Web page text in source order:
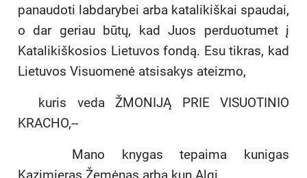
panaudoti labdarybei arba katalikiškai spaudai,
o dar geriau būtų, kad Juos perduotumet į
Katalikiškosios Lietuvos fondą. Esu tikras, kad
Lietuvos Visuomenė atsisakys ateizmo,
kuris veda ŽMONIJĄ PRIE VISUOTINIO
KRACHO,--
Mano knygas tepaima kunigas